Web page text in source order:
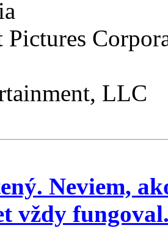
Pictures
LLC
Neviem,
vždy